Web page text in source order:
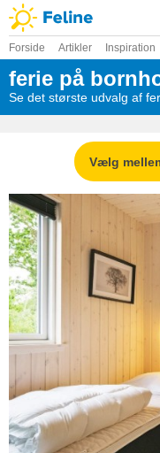
Forside Artikler Inspiration
ferie på
Se det største udvalg af
Vælg